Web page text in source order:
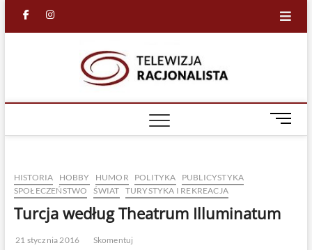
facebook
in
M
e
t
HISTORIA HOBBY HUMOR POLITYKA
PUBLICYSTYKA
SPOŁECZEŃSTWO
ŚWIAT TURYSTYKA I REKREACJA
Turcja według Theatrum Illuminatum
21 stycznia 2016
Skomentuj